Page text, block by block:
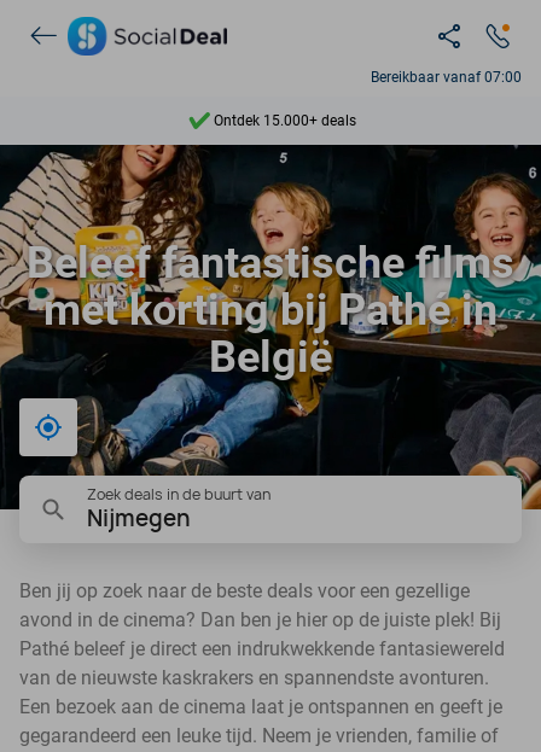
Bereikbaar vanaf 07:00
Ontdek 15.000+ deals
7 dagen per week beschikbaar
10+ miljoen leden
9,4
Ontdek 15.000+ deals
Beleef fantastische films
met korting bij Pathé in
België
Bij mij in de buurt
Zoek deals in de buurt van
Nijmegen
Ben jij op zoek naar de beste deals voor een gezellige
avond in de cinema? Dan ben je hier op de juiste plek! Bij
Pathé beleef je direct een indrukwekkende fantasiewereld
van de nieuwste kaskrakers en spannendste avonturen.
Een bezoek aan de cinema laat je ontspannen en geeft je
gegarandeerd een leuke tijd. Neem je vrienden, familie of